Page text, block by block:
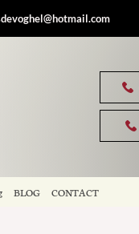
BLOG CONTACT